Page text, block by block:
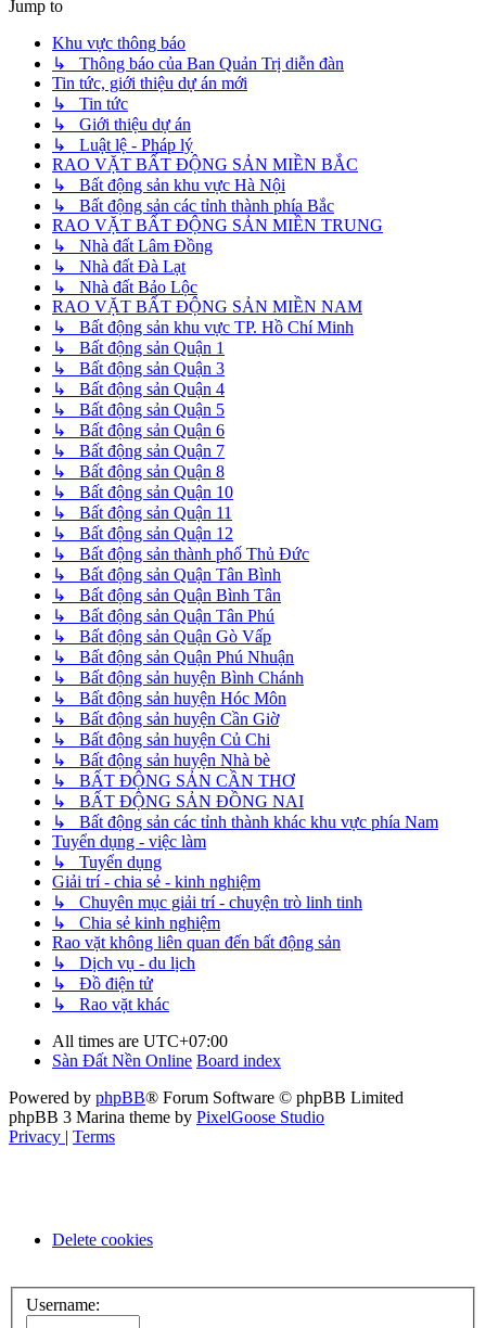
Jump to
Khu vực thông báo
↳ Thông báo của Ban Quản Trị diễn đàn
Tin tức, giới thiệu dự án mới
↳ Tin tức
↳ Giới thiệu dự án
↳ Luật lệ - Pháp lý
RAO VẶT BẤT ĐỘNG SẢN MIỀN BẮC
↳ Bất động sản khu vực Hà Nội
↳ Bất động sản các tỉnh thành phía Bắc
RAO VẶT BẤT ĐỘNG SẢN MIỀN TRUNG
↳ Nhà đất Lâm Đồng
↳ Nhà đất Đà Lạt
↳ Nhà đất Bảo Lộc
RAO VẶT BẤT ĐỘNG SẢN MIỀN NAM
↳ Bất động sản khu vực TP. Hồ Chí Minh
↳ Bất động sản Quận 1
↳ Bất động sản Quận 3
↳ Bất động sản Quận 4
↳ Bất động sản Quận 5
↳ Bất động sản Quận 6
↳ Bất động sản Quận 7
↳ Bất động sản Quận 8
↳ Bất động sản Quận 10
↳ Bất động sản Quận 11
↳ Bất động sản Quận 12
↳ Bất động sản thành phố Thủ Đức
↳ Bất động sản Quận Tân Bình
↳ Bất động sản Quận Bình Tân
↳ Bất động sản Quận Tân Phú
↳ Bất động sản Quận Gò Vấp
↳ Bất động sản Quận Phú Nhuận
↳ Bất động sản huyện Bình Chánh
↳ Bất động sản huyện Hóc Môn
↳ Bất động sản huyện Cần Giờ
↳ Bất động sản huyện Củ Chi
↳ Bất động sản huyện Nhà bè
↳ BẤT ĐỘNG SẢN CẦN THƠ
↳ BẤT ĐỘNG SẢN ĐỒNG NAI
↳ Bất động sản các tỉnh thành khác khu vực phía Nam
Tuyển dụng - việc làm
↳ Tuyển dụng
Giải trí - chia sẻ - kinh nghiệm
↳ Chuyên mục giải trí - chuyện trò linh tinh
↳ Chia sẻ kinh nghiệm
Rao vặt không liên quan đến bất động sản
↳ Dịch vụ - du lịch
↳ Đồ điện tử
↳ Rao vặt khác
All times are UTC+07:00
Sàn Đất Nền Online Board index
Powered by phpBB® Forum Software © phpBB Limited
phpBB 3 Marina theme by PixelGoose Studio
Privacy | Terms
Delete cookies
Username: